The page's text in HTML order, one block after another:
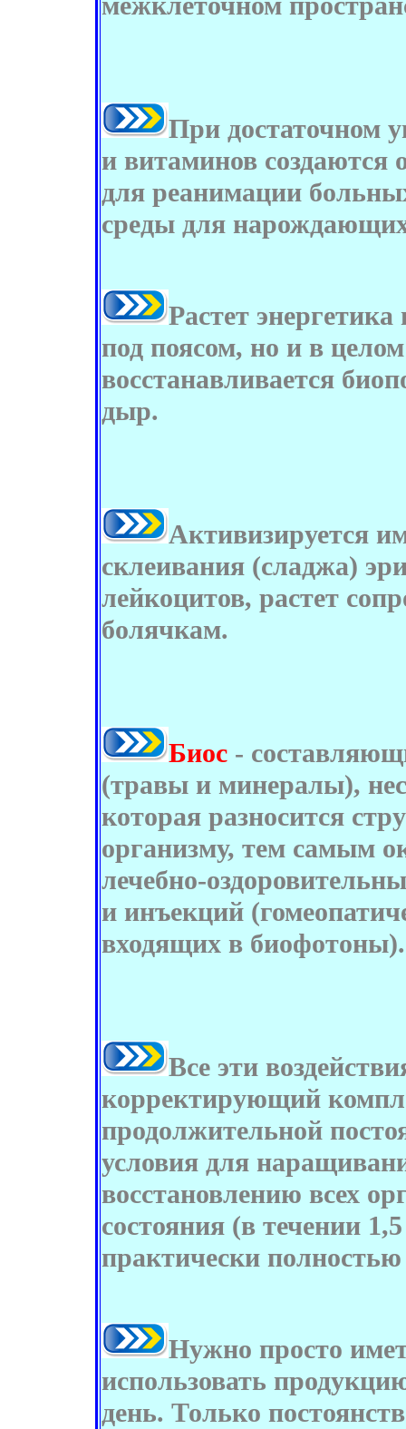
При достаточном
и витаминов создаются
для реанимации
среды для
Растет
под поясом, но и в
восстанавливается
дыр.
Активизируется
склеивания (сладжа)
лейкоцитов, растет
болячкам.
Биос-
(травы и минералы),
которая разносится
организму, тем самым
лечебно-
и инъекций
входящих в биофотоны).
Все эти
корректирующий
продолжительной
условия для
восстановлению всех
состояния (в течении
практически
Нужно просто
использовать
день. Только